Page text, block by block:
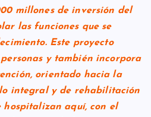
millones de inversión del
las funciones que se
Este proyecto
y también incorpora
orientado hacia la
integral y de rehabilitación
hospitalizan aquí, con el